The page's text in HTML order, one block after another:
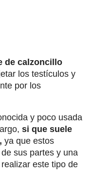
de calzoncillo
los testículos y
por los
y poco usada
si que suele
ya que estos
sus partes y una
este tipo de